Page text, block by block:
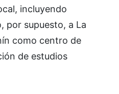
incluyendo
por supuesto, a La
como centro de
de estudios